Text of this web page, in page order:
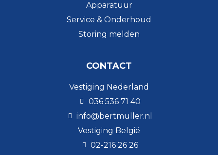
Apparatuur
Service & Onderhoud
Storing melden
CONTACT
Vestiging Nederland
036 536 71 40
info@bertmuller.nl
Vestiging België
02-216 26 26